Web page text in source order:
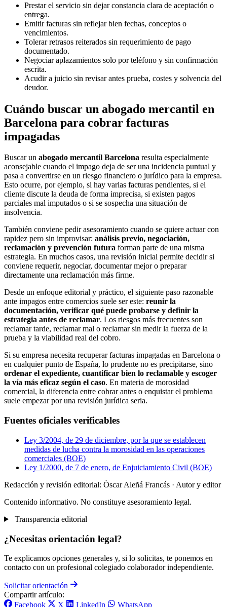
Prestar el servicio sin dejar constancia clara de aceptación o
entrega.
Emitir facturas sin reflejar bien fechas, conceptos o
vencimientos.
Tolerar retrasos reiterados sin requerimiento de pago
documentado.
Negociar aplazamientos solo por teléfono y sin confirmación
escrita.
Acudir a juicio sin revisar antes prueba, costes y solvencia del
deudor.
Cuándo buscar un abogado mercantil en
Barcelona para cobrar facturas
impagadas
Buscar un abogado mercantil Barcelona resulta especialmente
aconsejable cuando el impago deja de ser una incidencia puntual y
pasa a convertirse en un riesgo financiero o jurídico para la empresa.
Esto ocurre, por ejemplo, si hay varias facturas pendientes, si el
cliente discute la deuda de forma imprecisa, si existen pagos
parciales mal imputados o si se sospecha una situación de
insolvencia.
También conviene pedir asesoramiento cuando se quiere actuar con
rapidez pero sin improvisar: análisis previo, negociación,
reclamación y prevención futura forman parte de una misma
estrategia. En muchos casos, una revisión inicial permite decidir si
conviene requerir, negociar, documentar mejor o preparar
directamente una reclamación más firme.
Desde un enfoque editorial y práctico, el siguiente paso razonable
ante impagos entre comercios suele ser este: reunir la
documentación, verificar qué puede probarse y definir la
estrategia antes de reclamar. Los riesgos más frecuentes son
reclamar tarde, reclamar mal o reclamar sin medir la fuerza de la
prueba y la viabilidad real del cobro.
Si su empresa necesita recuperar facturas impagadas en Barcelona o
en cualquier punto de España, lo prudente no es precipitarse, sino
ordenar el expediente, cuantificar bien lo reclamable y escoger
la vía más eficaz según el caso. En materia de morosidad
comercial, la diferencia entre cobrar antes o enquistar el problema
suele empezar por una revisión jurídica seria.
Fuentes oficiales verificables
Ley 3/2004, de 29 de diciembre, por la que se establecen
medidas de lucha contra la morosidad en las operaciones
comerciales (BOE)
Ley 1/2000, de 7 de enero, de Enjuiciamiento Civil (BOE)
Redacción y revisión editorial: Òscar Aleñá Francás · Autor y editor
Contenido informativo. No constituye asesoramiento legal.
Transparencia editorial
¿Necesitas orientación legal?
Te explicamos opciones generales y, si lo solicitas, te ponemos en
contacto con un profesional colegiado colaborador independiente.
Solicitar orientación
Compartir artículo:
Facebook
X LinkedIn WhatsApp